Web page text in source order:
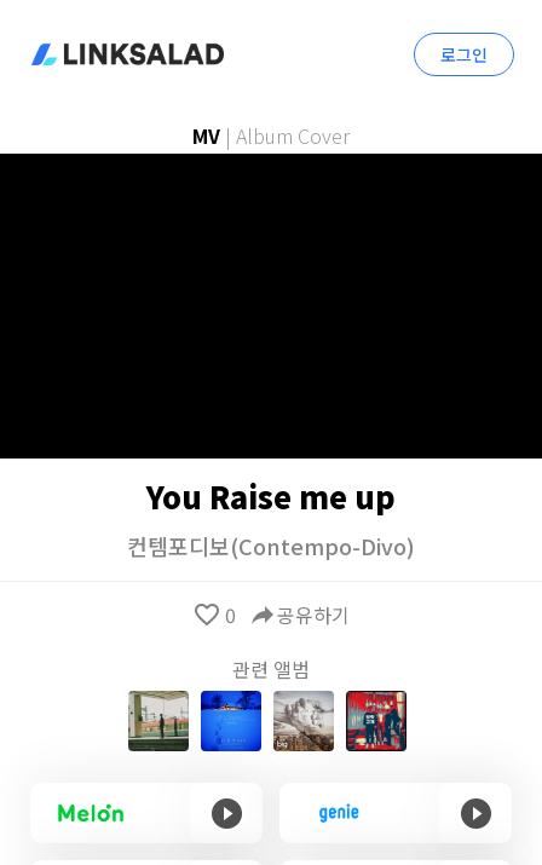
로그인
MV | Album Cover
You Raise me up
컨템포디보(Contempo-Divo)
favorite_border 0 reply공유하기
관련 앨범